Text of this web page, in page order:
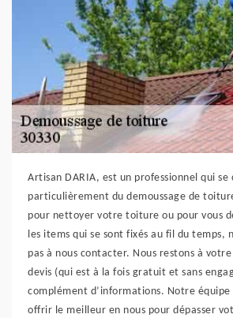
Artisan DARIA, est un professionnel qui se
particulièrement du demoussage de
pour nettoyer votre toiture ou pour vous
les items qui se sont fixés au fil du temps,
pas à nous contacter. Nous restons à
devis (qui est à la fois gratuit et sans
complément d’informations. Notre équipe
offrir le meilleur en nous pour dépasser